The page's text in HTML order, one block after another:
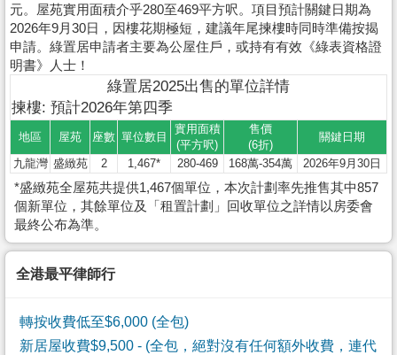
元。屋苑實用面積介乎280至469平方呎。項目預計關鍵日期為
2026年9月30日，因樓花期極短，建議年尾揀樓時同時準備按揭
申請。綠置居申請者主要為公屋住戶，或持有有效《綠表資格證
明書》人士！
綠置居2025出售的單位詳情
揀樓: 預計2026年第四季
地區 屋苑 座數 單位數目
實用面積
(平方呎)
售價
(6折)
關鍵日期
九龍灣 盛緻苑 2 1,467* 280-469 168萬-354萬 2026年9月30日
*盛緻苑全屋苑共提供1,467個單位，本次計劃率先推售其中857
個新單位，其餘單位及「租置計劃」回收單位之詳情以房委會
最終公布為準。
全港最平律師行
轉按收費低至$6,000 (全包)
新居屋收費$9,500 - (全包，絕對沒有任何額外收費，連代